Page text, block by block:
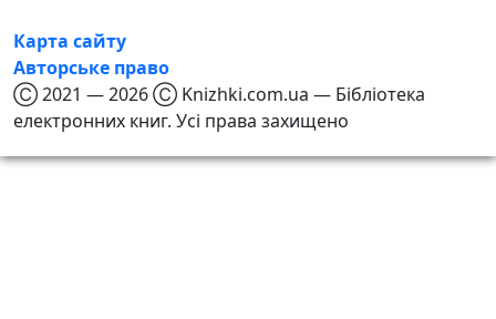
Карта сайту
Авторське право
Ⓒ 2021 — 2026 Ⓒ Knizhki.com.ua — Бібліотека
електронних книг. Усі права захищено